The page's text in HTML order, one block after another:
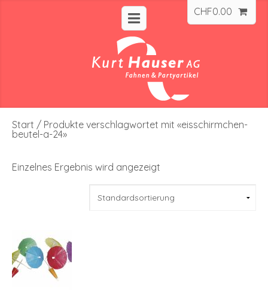
CHF0.00
Start / Produkte verschlagwortet mit «eisschirmchen-
beutel-a-24»
Einzelnes Ergebnis wird angezeigt